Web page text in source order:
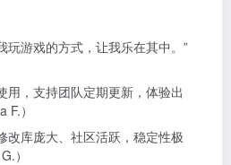
玩游戏的方式，让我乐在其中。”
用，支持团队定期更新，体验出
F.）
改库庞大、社区活跃，稳定性极
）